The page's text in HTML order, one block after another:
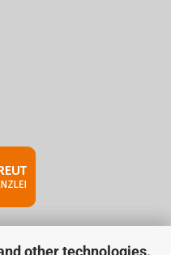
other technologies.